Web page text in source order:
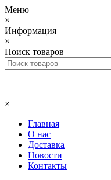
Меню
×
Информация
×
Поиск товаров
×
Главная
О нас
Доставка
Новости
Контакты